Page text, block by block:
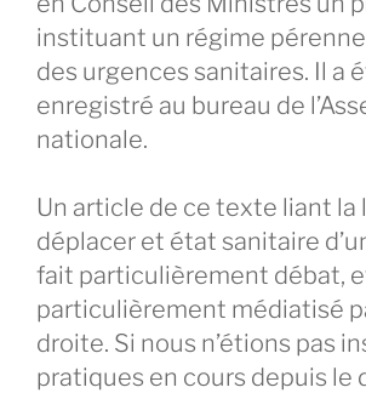
instituant un régime
des urgences sanitaires. Il a
enregistré au bureau de
nationale.
Un article de ce texte liant la
déplacer et état sanitaire
fait particulièrement débat,
particulièrement médiatisé
droite. Si nous n’étions pas
pratiques en cours depuis le